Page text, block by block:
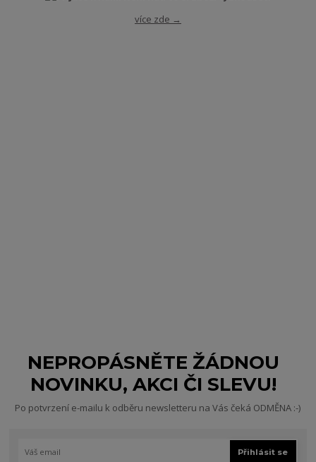
více zde →
NEPROPÁSNĚTE ŽÁDNOU
NOVINKU, AKCI ČI SLEVU!
Po potvrzení e-mailu k odběru newsletteru na Vás čeká ODMĚNA :-)
Přihlásit se